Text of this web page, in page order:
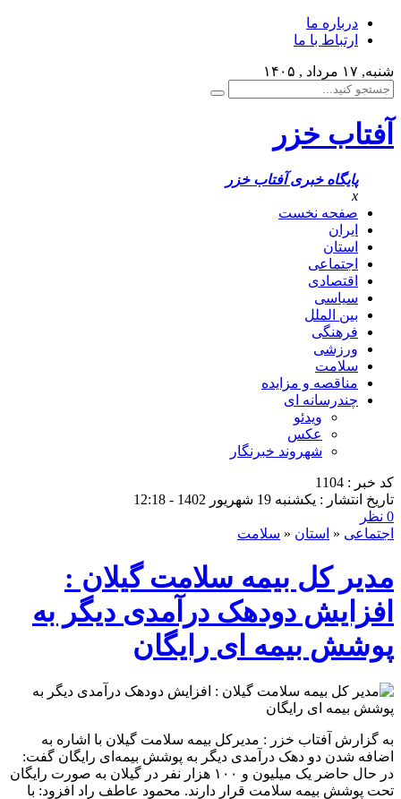
درباره ما
ارتباط با ما
شنبه, ۱۷ مرداد , ۱۴۰۵
آفتاب خزر
پایگاه خبری آفتاب خزر
x
صفحه نخست
ایران
استان
اجتماعی
اقتصادی
سیاسی
بین الملل
فرهنگی
ورزشی
سلامت
مناقصه و مزایده
چندرسانه ای
ویدئو
عکس
شهروند خبرنگار
کد خبر : 1104
تاریخ انتشار : یکشنبه 19 شهریور 1402 - 12:18
0 نظر
اجتماعی « استان « سلامت
مدیر کل بیمه سلامت گیلان :
افزایش دودهک درآمدی دیگر به
پوشش بیمه ای رایگان
به گزارش آفتاب خزر : مدیرکل بیمه سلامت گیلان با اشاره به
اضافه شدن دو دهک درآمدی دیگر به پوشش بیمه‌ای رایگان گفت:
در حال حاضر یک میلیون و ۱۰۰ هزار نفر در گیلان به صورت رایگان
تحت پوشش بیمه سلامت قرار دارند. محمود عاطف راد افزود: با